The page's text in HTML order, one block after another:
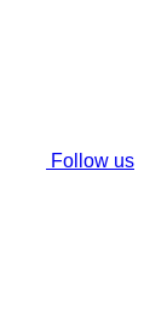
Follow us